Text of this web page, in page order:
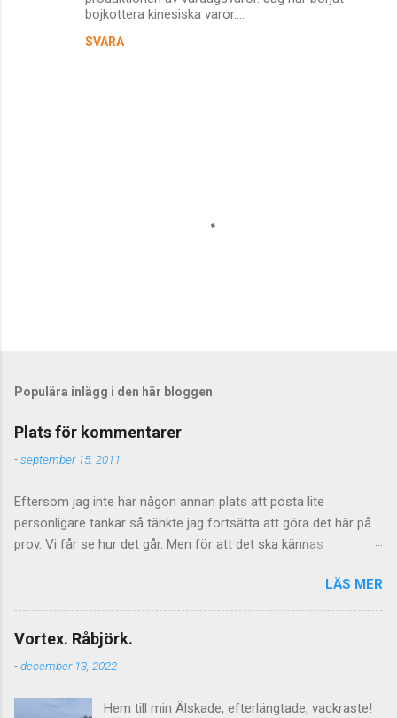
bojkottera kinesiska varor....
SVARA
c
e
n
m
m
n
Populära inlägg i den här bloggen
Plats för kommentarer
-september 15, 2011
Eftersom jag inte har någon annan plats att posta lite
personligare tankar så tänkte jag fortsätta att göra det här på
prov. Vi får se hur det går. Men för att det ska kännas
ha något litet med saken att göra. Vilket föranleder mig att
tillfälligtvis stänga av kommentarerna för de mer personliga
inläggen. Jag vill inte stänga av kommentarer helt och hållet
eftersom jag tycker att de är givande som helhet och även om
tongångarna ibland blir hårda så kan de ge upphov till mycket
personliga sakerna så får det lova att bli åtminstone lite mer
LÄS MER
Vortex. Råbjörk.
-december 13, 2022
Hem till min Älskade, efterlängtade, vackraste!